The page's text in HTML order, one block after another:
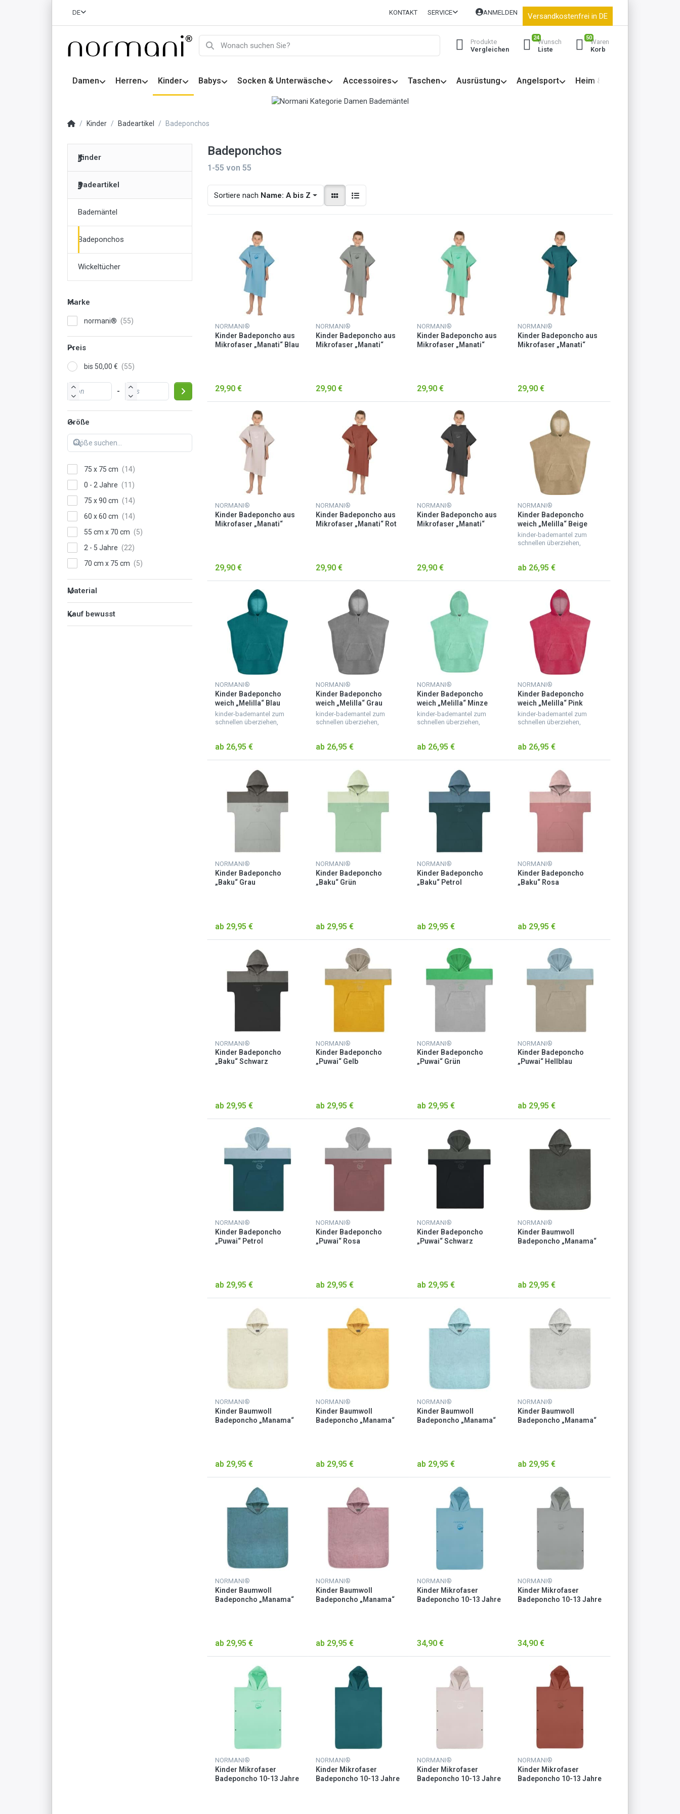
DE KONTAKT SERVICE ANMELDEN Versandkostenfrei in DE
Produkte
Vergleichen
24
Wunsch
Liste
50
Waren
Korb
Damen Herren Kinder Babys Socken & Unterwäsche Accessoires Taschen Ausrüstung Angelsport Heim & Garten
Kinder Badeartikel Badeponchos
Kinder
Badeartikel
Bademäntel
Badeponchos
Wickeltücher
Marke
normani®
Preis
bis 50,00 €
-
Größe
75 x 75 cm
0 - 2 Jahre
75 x 90 cm
60 x 60 cm
55 cm x 70 cm
2 - 5 Jahre
70 cm x 75 cm
6 - 9 Jahre
10 - 13 Jahre
Material
Kauf bewusst
Badeponchos
1-55 von 55
Sortiere nach Name: A bis Z
NORMANI®
Kinder Badeponcho aus
Mikrofaser „Manati“ Blau
29,90 €
NORMANI®
Kinder Badeponcho aus
Mikrofaser „Manati“
29,90 €
NORMANI®
Kinder Badeponcho aus
Mikrofaser „Manati“
29,90 €
NORMANI®
Kinder Badeponcho aus
Mikrofaser „Manati“
29,90 €
NORMANI®
Kinder Badeponcho aus
Mikrofaser „Manati“
29,90 €
NORMANI®
Kinder Badeponcho aus
Mikrofaser „Manati“ Rot
29,90 €
NORMANI®
Kinder Badeponcho aus
Mikrofaser „Manati“
29,90 €
NORMANI®
Kinder Badeponcho
weich „Melilla“ Beige
kinder-bademantel zum
schnellen überziehen,
material, kuscheliger
kapuze, mit ärmeln und b...
ab 26,95 €
NORMANI®
Kinder Badeponcho
weich „Melilla“ Blau
kinder-bademantel zum
schnellen überziehen,
material, kuscheliger
kapuze, mit ärmeln und b...
ab 26,95 €
NORMANI®
Kinder Badeponcho
weich „Melilla“ Grau
kinder-bademantel zum
schnellen überziehen,
material, kuscheliger
kapuze, mit ärmeln und b...
ab 26,95 €
NORMANI®
Kinder Badeponcho
weich „Melilla“ Minze
kinder-bademantel zum
schnellen überziehen,
material, kuscheliger
kapuze, mit ärmeln und b...
ab 26,95 €
NORMANI®
Kinder Badeponcho
weich „Melilla“ Pink
kinder-bademantel zum
schnellen überziehen,
material, kuscheliger
kapuze, mit ärmeln und b...
ab 26,95 €
NORMANI®
Kinder Badeponcho
„Baku“ Grau
ab 29,95 €
NORMANI®
Kinder Badeponcho
„Baku“ Grün
ab 29,95 €
NORMANI®
Kinder Badeponcho
„Baku“ Petrol
ab 29,95 €
NORMANI®
Kinder Badeponcho
„Baku“ Rosa
ab 29,95 €
NORMANI®
Kinder Badeponcho
„Baku“ Schwarz
ab 29,95 €
NORMANI®
Kinder Badeponcho
„Puwai“ Gelb
ab 29,95 €
NORMANI®
Kinder Badeponcho
„Puwai“ Grün
ab 29,95 €
NORMANI®
Kinder Badeponcho
„Puwai“ Hellblau
ab 29,95 €
NORMANI®
Kinder Badeponcho
„Puwai“ Petrol
ab 29,95 €
NORMANI®
Kinder Badeponcho
„Puwai“ Rosa
ab 29,95 €
NORMANI®
Kinder Badeponcho
„Puwai“ Schwarz
ab 29,95 €
NORMANI®
Kinder Baumwoll
Badeponcho „Manama“
ab 29,95 €
NORMANI®
Kinder Baumwoll
Badeponcho „Manama“
ab 29,95 €
NORMANI®
Kinder Baumwoll
Badeponcho „Manama“
ab 29,95 €
NORMANI®
Kinder Baumwoll
Badeponcho „Manama“
ab 29,95 €
NORMANI®
Kinder Baumwoll
Badeponcho „Manama“
ab 29,95 €
NORMANI®
Kinder Baumwoll
Badeponcho „Manama“
ab 29,95 €
NORMANI®
Kinder Baumwoll
Badeponcho „Manama“
ab 29,95 €
NORMANI®
Kinder Mikrofaser
Badeponcho 10-13 Jahre
34,90 €
NORMANI®
Kinder Mikrofaser
Badeponcho 10-13 Jahre
34,90 €
NORMANI®
Kinder Mikrofaser
Badeponcho 10-13 Jahre
NORMANI®
Kinder Mikrofaser
Badeponcho 10-13 Jahre
NORMANI®
Kinder Mikrofaser
Badeponcho 10-13 Jahre
NORMANI®
Kinder Mikrofaser
Badeponcho 10-13 Jahre